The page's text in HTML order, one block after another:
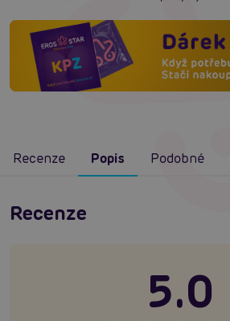
Recenze Popis Podobné
Recenze
5.0